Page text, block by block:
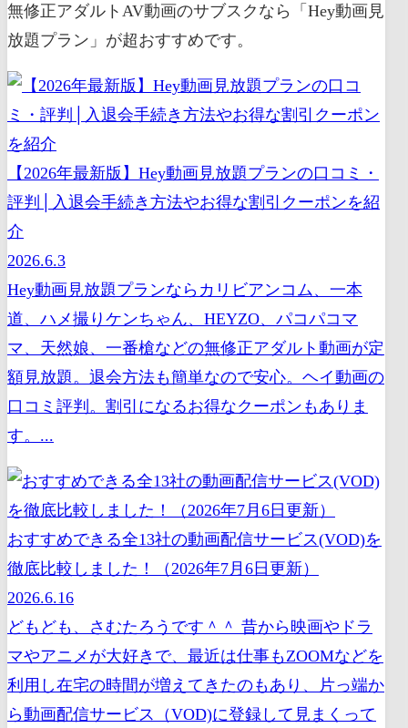
無修正アダルトAV動画のサブスクなら「Hey動画見
放題プラン」が超おすすめです。
【2026年最新版】Hey動画見放題プランの口コミ・
評判│入退会手続き方法やお得な割引クーポンを紹
介
2026.6.3
Hey動画見放題プランならカリビアンコム、一本
道、ハメ撮りケンちゃん、HEYZO、パコパコマ
マ、天然娘、一番槍などの無修正アダルト動画が定
額見放題。退会方法も簡単なので安心。ヘイ動画の
口コミ評判。割引になるお得なクーポンもありま
す。...
おすすめできる全13社の動画配信サービス(VOD)を
徹底比較しました！（2026年7月6日更新）
2026.6.16
どもども、さむたろうです＾＾ 昔から映画やドラ
マやアニメが大好きで、最近は仕事もZOOMなどを
利用し在宅の時間が増えてきたのもあり、片っ端か
ら動画配信サービス（VOD)に登録して見まくって